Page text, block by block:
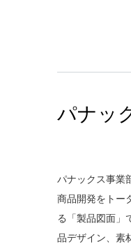
パナッ
パナックス事業
商品開発をトー
る「製品図面」
品デザイン、素